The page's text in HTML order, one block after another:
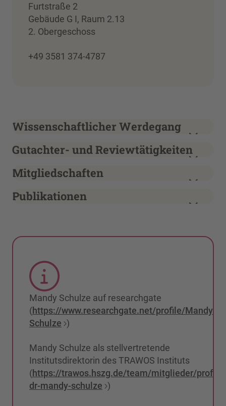
Furtstraße 2
Gebäude G I, Raum 2.13
2. Obergeschoss
+49 3581 374-4787
Wissenschaftlicher Werdegang
Gutachter- und Reviewtätigkeiten
Mitgliedschaften
Publikationen
Mandy Schulze auf researchgate
(https://www.researchgate.net/profile/Mandy-
Schulze )
Mandy Schulze als stellvertretende
Institutsdirektorin des TRAWOS Instituts
(https://trawos.hszg.de/team/mitglieder/prof-
dr-mandy-schulze )